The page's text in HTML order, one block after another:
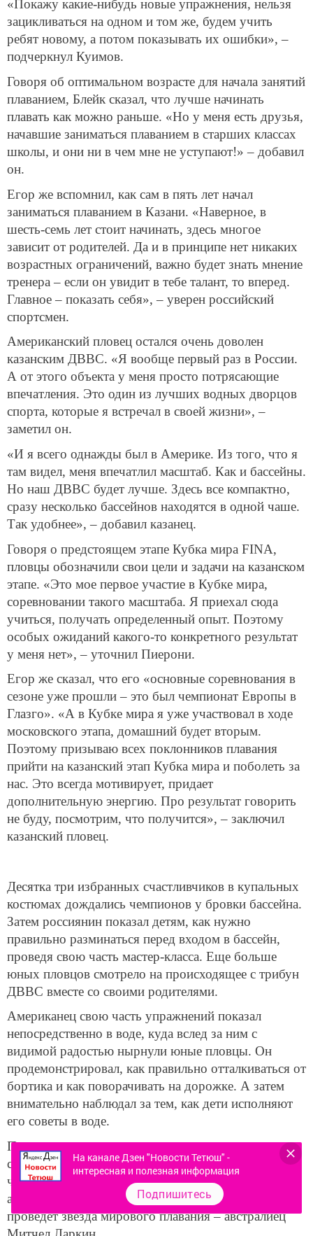
что будет «рад поделиться техникой, которая может
пригодиться». Егор заявил, что «хочет дать что-то
новое», чтобы слушатели не останавливались на
чем-то одном. Перед началом собственно мастер-
класса пловцы подробно рассказали журналистам о
своих задачах и взглядах на современное плавание.
«Надеюсь, что дети получат хороший опыт, когда я
сам был маленьким, я очень ценил такие уроки от
мастеров плавания. Думаю, смогу научить ребят
чему-то новому и полезному», – сказал Пиерони.
«Покажу какие-нибудь новые упражнения, нельзя
зацикливаться на одном и том же, будем учить
ребят новому, а потом показывать их ошибки», –
подчеркнул Куимов.
Говоря об оптимальном возрасте для начала занятий
плаванием, Блейк сказал, что лучше начинать
плавать как можно раньше. «Но у меня есть друзья,
начавшие заниматься плаванием в старших классах
школы, и они ни в чем мне не уступают!» – добавил
он.
Егор же вспомнил, как сам в пять лет начал
заниматься плаванием в Казани. «Наверное, в
шесть-семь лет стоит начинать, здесь многое
зависит от родителей. Да и в принципе нет никаких
возрастных ограничений, важно будет знать мнение
тренера – если он увидит в тебе талант, то вперед.
Главное – показать себя», – уверен российский
спортсмен.
Американский пловец остался очень доволен
казанским ДВВС. «Я вообще первый раз в России.
А от этого объекта у меня просто потрясающие
впечатления. Это один из лучших водных дворцов
спорта, которые я встречал в своей жизни», –
заметил он.
«И я всего однажды был в Америке. Из того, что я
там видел, меня впечатлил масштаб. Как и бассейны.
Но наш ДВВС будет лучше. Здесь все компактно,
сразу несколько бассейнов находятся в одной чаше.
Так удобнее», – добавил казанец.
Говоря о предстоящем этапе Кубка мира FINA,
пловцы обозначили свои цели и задачи на казанском
этапе. «Это мое первое участие в Кубке мира,
соревновании такого масштаба. Я приехал сюда
учиться, получать определенный опыт. Поэтому
особых ожиданий какого-то конкретного результат
у меня нет», – уточнил Пиерони.
сезоне уже прошли – это был чемпионат Европы в
Глазго». «А в Кубке мира я уже участвовал в ходе
московского этапа, домашний будет вторым.
Поэтому призываю всех поклонников плавания
прийти на казанский этап Кубка мира и поболеть за
нас. Это всегда мотивирует, придает
дополнительную энергию. Про результат говорить
казанский пловец.
Десятка три избранных счастливчиков в купальных
костюмах дождались чемпионов у бровки бассейна.
Затем россиянин показал детям, как нужно
правильно разминаться перед входом в бассейн,
проведя свою часть мастер-класса. Еще больше
юных пловцов смотрело на происходящее с трибун
ДВВС вместе со своими родителями.
Американец свою часть упражнений показал
непосредственно в воде, куда вслед за ним с
На канале Дзен "Новости Тетюш" -
интересная и полезная информация
Подпишитесь